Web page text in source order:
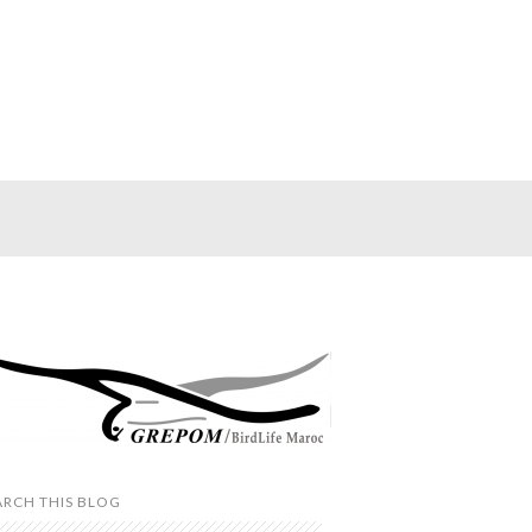
THIS BLOG